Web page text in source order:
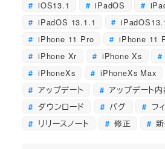
iOS13.1
iPadOS
iPadOS 13.1.1
iPhone 11 Pro
iPhone 11
iPhone Xr
iPhone Xs
iPhoneXs
iPhoneXs Max
アップデート
アップデート
ダウンロード
バグ
フ
リリースノート
修正